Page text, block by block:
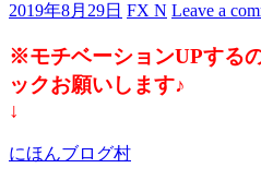
2019年8月29日 FX N Leave a
※モチベーションUPする
ックお願いします♪
↓
にほんブログ村